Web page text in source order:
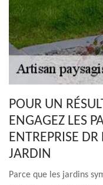
POUR UN
ENGAGEZ LES
ENTREPRISE DR
JARDIN
Parce que les jardins